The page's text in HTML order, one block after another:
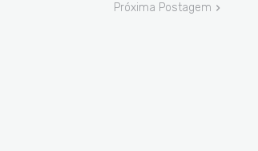
Próxima Postagem